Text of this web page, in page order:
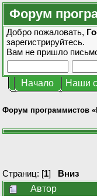
Форум
Добро пожаловать,
зарегистрируйтесь.
Вам не пришло
Начало Наши
Форум программистов
Страниц: [1] Вниз
Автор